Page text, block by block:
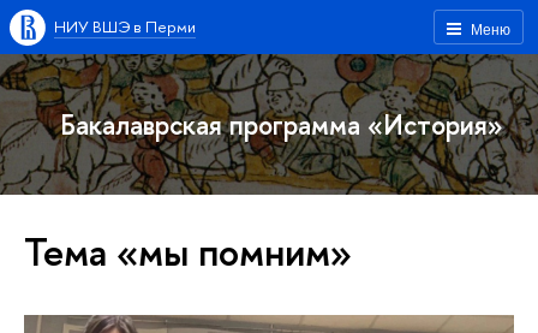
Меню
НИУ ВШЭ в Перми
Бакалаврская программа «История»
Тема «мы помним»